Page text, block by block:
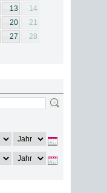
13
14
20
21
27
28